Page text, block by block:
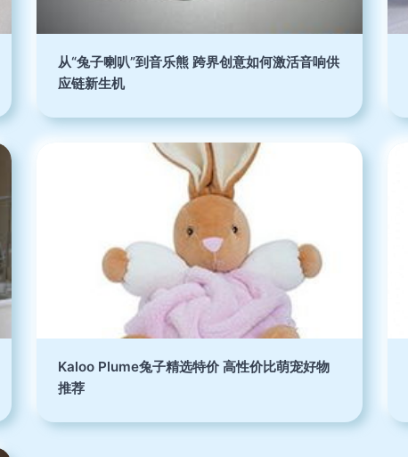
从“兔子喇叭”到音乐熊 跨界创意如何激活音响供
应链新生机
Kaloo Plume兔子精选特价 高性价比萌宠好物
推荐